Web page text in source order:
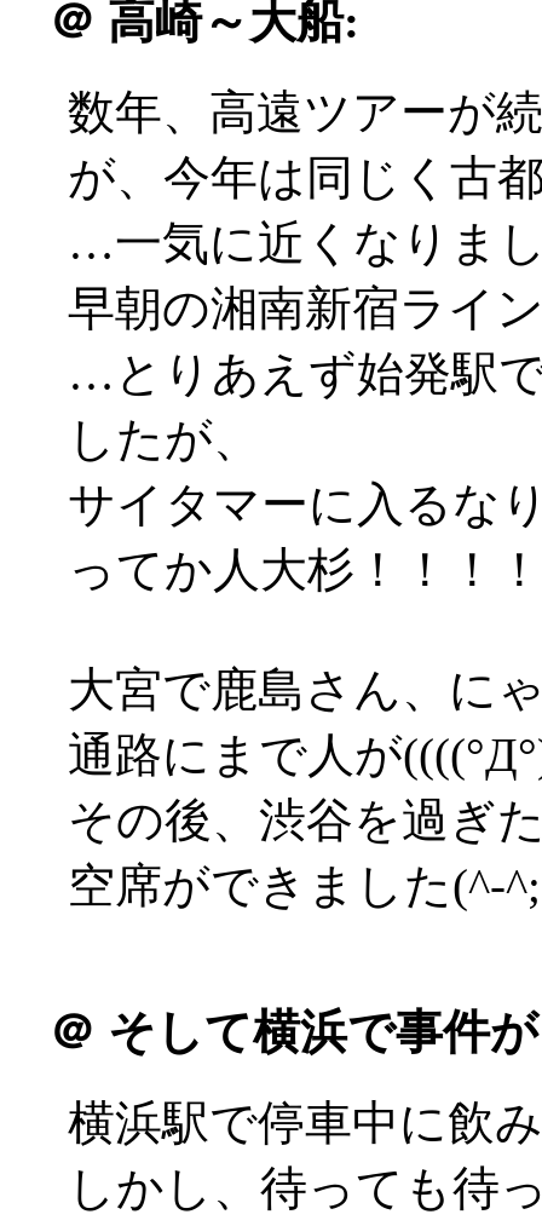
＠ 高崎～大船:
数年、高遠ツアーが
が、今年は同じく古
…一気に近くなりま
早朝の湘南新宿ライ
…とりあえず始発駅
したが、
サイタマーに入るな
ってか人大杉！！！！
大宮で鹿島さん、に
通路にまで人が
その後、渋谷を過ぎ
空席ができました(^-
＠ そして横浜で事件
横浜駅で停車中に飲
しかし、待っても待